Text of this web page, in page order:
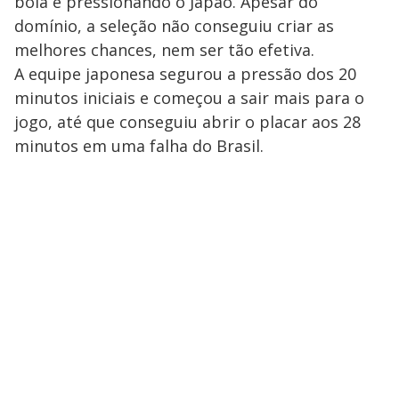
domínio, a seleção não conseguiu criar as
melhores chances, nem ser tão efetiva.
A equipe japonesa segurou a pressão dos 20
minutos iniciais e começou a sair mais para o
jogo, até que conseguiu abrir o placar aos 28
minutos em uma falha do Brasil.